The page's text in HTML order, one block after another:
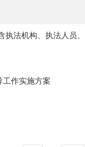
法机构、执法人员
工作实施方案